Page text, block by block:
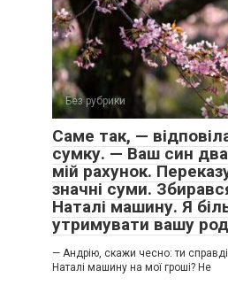
Без рубрики
Саме так, —
сумку. — Ваш син
мій рахунок.
значні суми.
Наталі машину. Я
утримувати вашу
— Андрію, скажи чесно: ти
Наталі машину на мої гроші? Не